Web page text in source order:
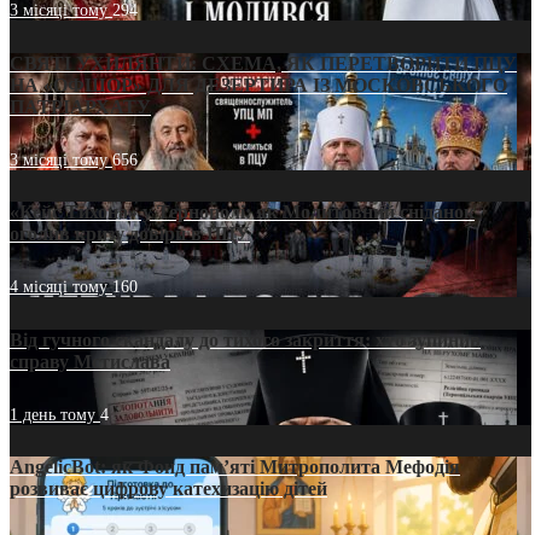
3 місяці тому294
СВЯТІ УХИЛЯНТИ: СХЕМА, ЯК ПЕРЕТВОРИТИ ПЦУ
НА «ОФШОР» ДЛЯ ДЕЗЕРТИРА ІЗ МОСКОВСЬКОГО
ПАТРІАРХАТУ
3 місяці тому656
«Кейс Тихона» у Тернополі: як Молитовний сніданок
оголив кризу довіри в ПЦУ
4 місяці тому160
Від гучного скандалу до тихого закриття: хто зупинив
справу Мстислава
1 день тому4
AngelicBot: як Фонд пам’яті Митрополита Мефодія
розвиває цифрову катехизацію дітей